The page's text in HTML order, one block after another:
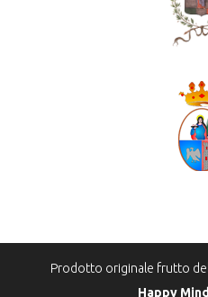
Prodotto originale frutto
Happy